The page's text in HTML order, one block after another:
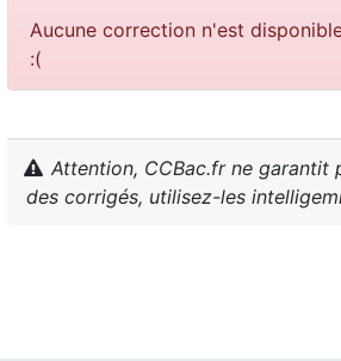
Aucune correction n'est
:(
Attention, CCBac.fr ne garantit
des corrigés, utilisez-les